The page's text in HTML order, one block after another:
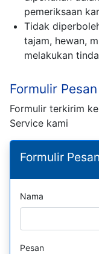
pemeriksaan
Tidak
tajam, hewan,
melakukan
Formulir Pesan
Formulir terkirim
Service kami
Formulir Pesan
Nama
Pesan